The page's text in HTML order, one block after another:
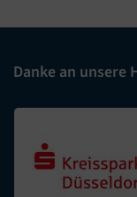
Danke an unsere